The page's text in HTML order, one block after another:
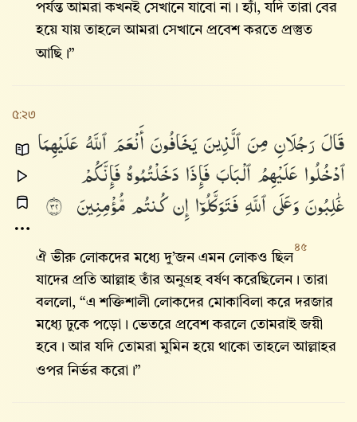
পর্যন্ত আমরা কখনই সেখানে যাবো না। হ্যাঁ, যদি তারা বের
হয়ে যায় তাহলে আমরা সেখানে প্রবেশ করতে প্রস্তুত
আছি।”
৫:২৩
قَالَرَجُلَانِمِنَٱلَّذِينَيَخَافُونَأَنْعَمَٱللَّهُعَلَيْهِمَا
ٱدْخُلُوا۟عَلَيْهِمُٱلْبَابَفَإِذَادَخَلْتُمُوهُفَإِنَّكُمْ
غَٰلِبُونَوَعَلَىٱللَّهِفَتَوَكَّلُوٓا۟إِنكُنتُممُّؤْمِنِينَ ٢٣
ঐ ভীরু লোকদের মধ্যে দু’জন এমন লোকও ছিল
৪৫
যাদের প্রতি আল্লাহ তাঁর অনুগ্রহ বর্ষণ করেছিলেন। তারা
বললো, “এ শক্তিশালী লোকদের মোকাবিলা করে দরজার
মধ্যে ঢুকে পড়ো। ভেতরে প্রবেশ করলে তোমরাই জয়ী
হবে। আর যদি তোমরা মুমিন হয়ে থাকো তাহলে আল্লাহর
ওপর নির্ভর করো।”